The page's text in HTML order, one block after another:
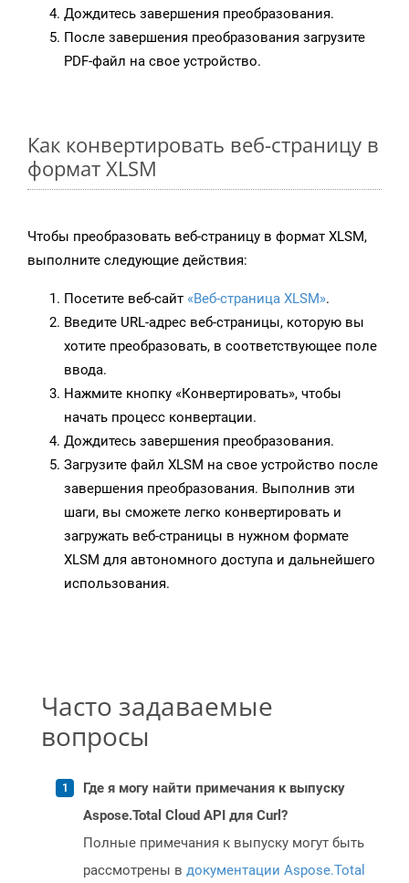
Дождитесь завершения преобразования.
После завершения преобразования загрузите
PDF-файл на свое устройство.
Как конвертировать веб-страницу в
формат XLSM
Чтобы преобразовать веб-страницу в формат XLSM,
выполните следующие действия:
Посетите веб-сайт «Веб-страница XLSM».
Введите URL-адрес веб-страницы, которую вы
хотите преобразовать, в соответствующее поле
ввода.
Нажмите кнопку «Конвертировать», чтобы
начать процесс конвертации.
Дождитесь завершения преобразования.
Загрузите файл XLSM на свое устройство после
завершения преобразования. Выполнив эти
шаги, вы сможете легко конвертировать и
загружать веб-страницы в нужном формате
XLSM для автономного доступа и дальнейшего
использования.
Часто задаваемые
вопросы
Где я могу найти примечания к выпуску
Aspose.Total Cloud API для Curl?
Полные примечания к выпуску могут быть
рассмотрены в документации Aspose.Total